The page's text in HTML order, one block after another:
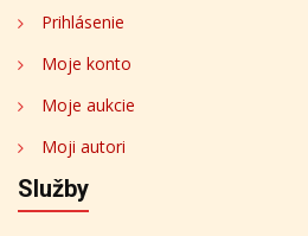
Prihlásenie
Moje konto
Moje aukcie
Moji autori
Služby